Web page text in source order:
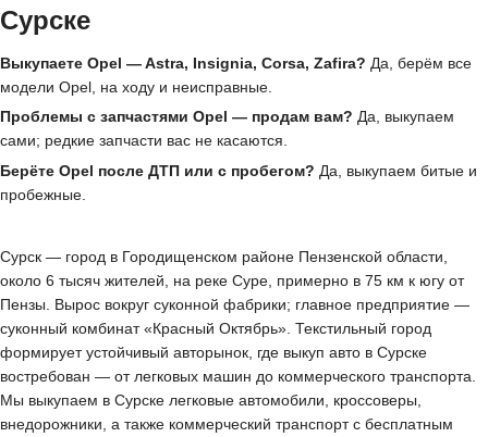
Сурске
Выкупаете Opel — Astra, Insignia, Corsa, Zafira? Да, берём все
модели Opel, на ходу и неисправные.
Проблемы с запчастями Opel — продам вам? Да, выкупаем
сами; редкие запчасти вас не касаются.
Берёте Opel после ДТП или с пробегом? Да, выкупаем битые и
пробежные.
Сурск — город в Городищенском районе Пензенской области,
около 6 тысяч жителей, на реке Суре, примерно в 75 км к югу от
Пензы. Вырос вокруг суконной фабрики; главное предприятие —
суконный комбинат «Красный Октябрь». Текстильный город
формирует устойчивый авторынок, где выкуп авто в Сурске
востребован — от легковых машин до коммерческого транспорта.
Мы выкупаем в Сурске легковые автомобили, кроссоверы,
внедорожники, а также коммерческий транспорт с бесплатным